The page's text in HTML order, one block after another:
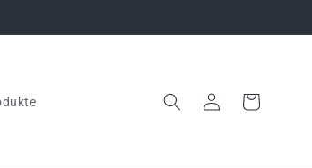
EinloggenWarenkorb